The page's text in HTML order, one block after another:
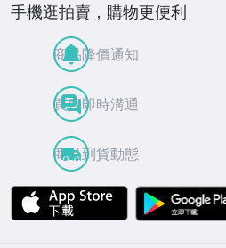
手機逛拍賣，購物更便利
商品降價通知
買賣即時溝通
商品到貨動態
APP Store